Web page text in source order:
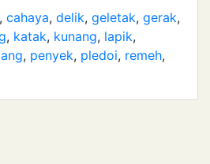
, cahaya, delik, geletak, gerak,
, katak, kunang, lapik,
, penyek, pledoi, remeh,